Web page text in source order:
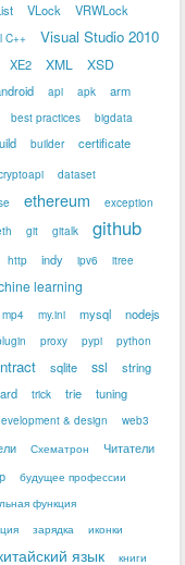
VLock VRWLock
C++ Visual Studio 2010
XE2 XML XSD
api apk
arm
best practices
bigdata
builder certificate
dataset
ethereum
exception
git gitalk github
http indy ipv6
itree
learning
mp4 my.ini mysql nodejs
proxy pypi
python
sqlite ssl string
trick trie
tuning
& design web3
Схематрон Читатели
будущее профессии
функция
зарядка
иконки
язык книги